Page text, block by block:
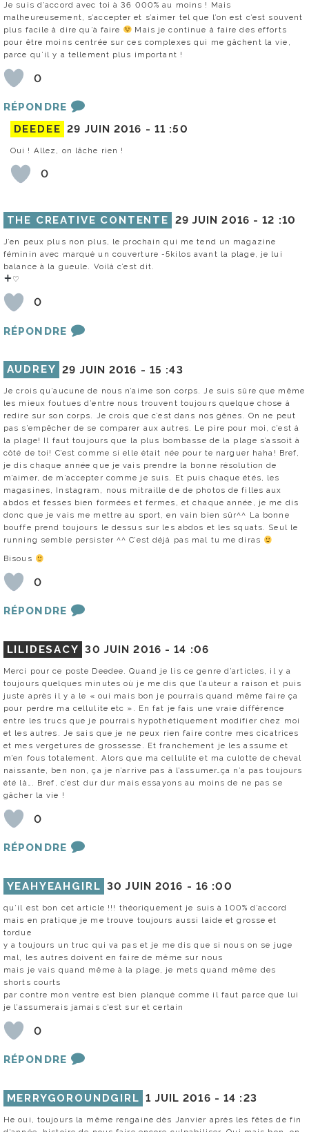
Je suis d’accord avec toi à 36 000% au moins ! Mais
malheureusement, s’accepter et s’aimer tel que l’on est c’est souvent
plus facile à dire qu’à faire
Mais je continue à faire des efforts
pour être moins centrée sur ces complexes qui me gâchent la vie,
parce qu’il y a tellement plus important !
0
RÉPONDRE
DEEDEE 29 JUIN 2016 - 11 :50
Oui ! Allez, on lâche rien !
0
THE CREATIVE CONTENTE 29 JUIN 2016 -12 :10
J’en peux plus non plus, le prochain qui me tend un magazine
féminin avec marqué un couverture -5kilos avant la plage, je lui
balance à la gueule. Voilà c’est dit.
♡
0
RÉPONDRE
AUDREY 29 JUIN 2016 - 15 :43
Je crois qu’aucune de nous n’aime son corps. Je suis sûre que même
les mieux foutues d’entre nous trouvent toujours quelque chose à
redire sur son corps. Je crois que c’est dans nos gênes. On ne peut
pas s’empêcher de se comparer aux autres. Le pire pour moi, c’est à
la plage! Il faut toujours que la plus bombasse de la plage s’assoit à
côté de toi! C’est comme si elle était née pour te narguer haha! Bref,
je dis chaque année que je vais prendre la bonne résolution de
m’aimer, de m’accepter comme je suis. Et puis chaque étés, les
magasines, Instagram, nous mitraille de de photos de filles aux
abdos et fesses bien formées et fermes, et chaque année, je me dis
donc que je vais me mettre au sport, en vain bien sûr^^ La bonne
bouffe prend toujours le dessus sur les abdos et les squats. Seul le
running semble persister ^^ C’est déjà pas mal tu me diras
Bisous
0
RÉPONDRE
LILIDESACY 30 JUIN 2016 -14 :06
Merci pour ce poste Deedee. Quand je lis ce genre d’articles, il y a
toujours quelques minutes où je me dis que l’auteur a raison et puis
juste après il y a le « oui mais bon je pourrais quand même faire ça
pour perdre ma cellulite etc ». En fat je fais une vraie différence
entre les trucs que je pourrais hypothétiquement modifier chez moi
et les autres. Je sais que je ne peux rien faire contre mes cicatrices
et mes vergetures de grossesse. Et franchement je les assume et
m’en fous totalement. Alors que ma cellulite et ma culotte de cheval
naissante, ben non, ça je n’arrive pas à l’assumer…ça n’a pas toujours
été là…. Bref, c’est dur dur mais essayons au moins de ne pas se
gâcher la vie !
0
RÉPONDRE
YEAHYEAHGIRL 30 JUIN 2016 - 16 :00
qu’il est bon cet article !!! théoriquement je suis à 100% d’accord
mais en pratique je me trouve toujours aussi laide et grosse et
tordue
y a toujours un truc qui va pas et je me dis que si nous on se juge
mal, les autres doivent en faire de même sur nous
mais je vais quand même à la plage, je mets quand même des
shorts courts
par contre mon ventre est bien planqué comme il faut parce que lui
je l’assumerais jamais c’est sur et certain
0
RÉPONDRE
MERRYGOROUNDGIRL 1 JUIL 2016 -14 :23
He oui, toujours la même rengaine dès Janvier après les fêtes de fin